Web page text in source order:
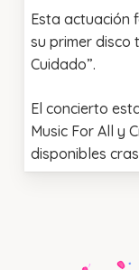
Esta actuación
su primer disco
Cuidado”.
El concierto
Music For All y
disponibles